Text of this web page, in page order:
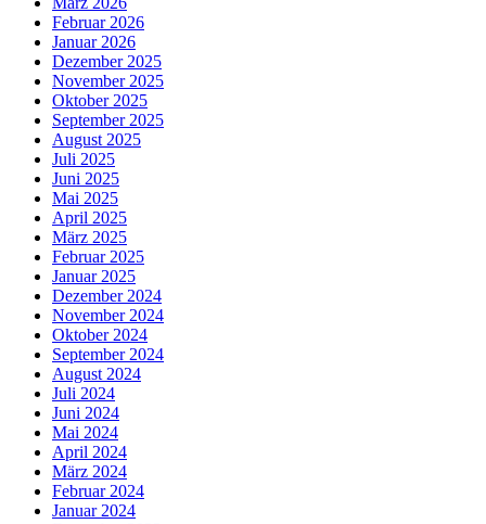
Februar 2026
Januar 2026
Dezember 2025
November 2025
Oktober 2025
September 2025
August 2025
Juli 2025
Juni 2025
Mai 2025
April 2025
März 2025
Februar 2025
Januar 2025
Dezember 2024
November 2024
Oktober 2024
September 2024
August 2024
Juli 2024
Juni 2024
Mai 2024
April 2024
März 2024
Februar 2024
Januar 2024